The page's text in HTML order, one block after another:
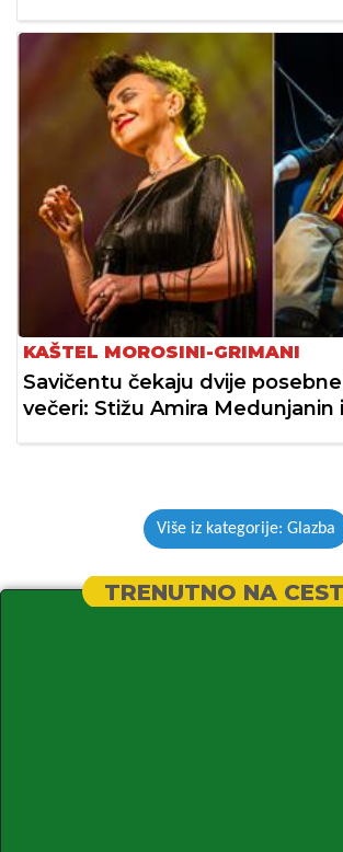
KAŠTEL MOROSINI-GRIMANI
Savičentu čekaju dvije
večeri: Stižu Amira Medunjanin
Više iz kategorije: Glazba
TRENUTNO NA